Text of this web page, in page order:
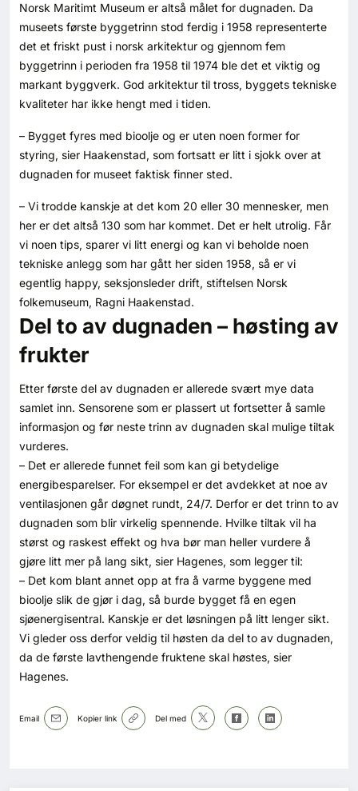
Norsk Maritimt Museum er altså målet for dugnaden. Da
museets første byggetrinn stod ferdig i 1958 representerte
det et friskt pust i norsk arkitektur og gjennom fem
byggetrinn i perioden fra 1958 til 1974 ble det et viktig og
markant byggverk. God arkitektur til tross, byggets tekniske
kvaliteter har ikke hengt med i tiden.
– Bygget fyres med bioolje og er uten noen former for
styring, sier Haakenstad, som fortsatt er litt i sjokk over at
dugnaden for museet faktisk finner sted.
– Vi trodde kanskje at det kom 20 eller 30 mennesker, men
her er det altså 130 som har kommet. Det er helt utrolig. Får
vi noen tips, sparer vi litt energi og kan vi beholde noen
tekniske anlegg som har gått her siden 1958, så er vi
egentlig happy, seksjonsleder drift, stiftelsen Norsk
folkemuseum, Ragni Haakenstad.
Del to av dugnaden – høsting av
frukter
Etter første del av dugnaden er allerede svært mye data
samlet inn. Sensorene som er plassert ut fortsetter å samle
informasjon og før neste trinn av dugnaden skal mulige tiltak
vurderes.
– Det er allerede funnet feil som kan gi betydelige
energibesparelser. For eksempel er det avdekket at noe av
ventilasjonen går døgnet rundt, 24/7. Derfor er det trinn to av
dugnaden som blir virkelig spennende. Hvilke tiltak vil ha
størst og raskest effekt og hva bør man heller vurdere å
gjøre litt mer på lang sikt, sier Hagenes, som legger til:
– Det kom blant annet opp at fra å varme byggene med
bioolje slik de gjør i dag, så burde bygget få en egen
sjøenergisentral. Kanskje er det løsningen på litt lenger sikt.
Vi gleder oss derfor veldig til høsten da del to av dugnaden,
da de første lavthengende fruktene skal høstes, sier
Hagenes.
Email Kopier link Del med